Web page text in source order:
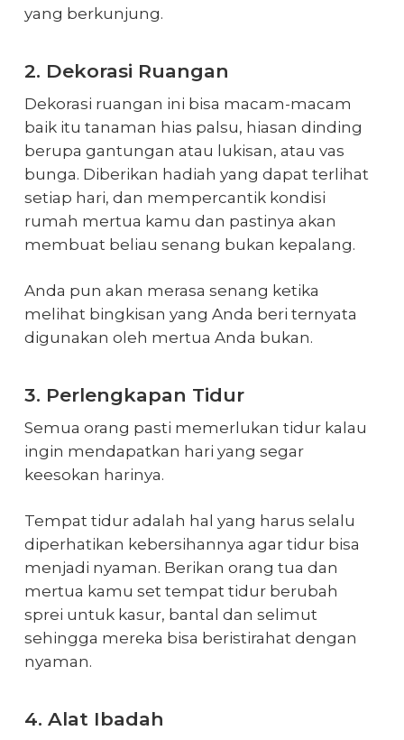
yang berkunjung.
2. Dekorasi Ruangan
Dekorasi ruangan ini bisa macam-macam
baik itu tanaman hias palsu, hiasan dinding
berupa gantungan atau lukisan, atau vas
bunga. Diberikan hadiah yang dapat terlihat
setiap hari, dan mempercantik kondisi
rumah mertua kamu dan pastinya akan
membuat beliau senang bukan kepalang.
Anda pun akan merasa senang ketika
melihat bingkisan yang Anda beri ternyata
digunakan oleh mertua Anda bukan.
3. Perlengkapan Tidur
Semua orang pasti memerlukan tidur kalau
ingin mendapatkan hari yang segar
keesokan harinya.
Tempat tidur adalah hal yang harus selalu
diperhatikan kebersihannya agar tidur bisa
menjadi nyaman. Berikan orang tua dan
mertua kamu set tempat tidur berubah
sprei untuk kasur, bantal dan selimut
sehingga mereka bisa beristirahat dengan
nyaman.
4. Alat Ibadah